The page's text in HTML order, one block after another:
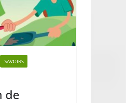
SAVOIRS
de